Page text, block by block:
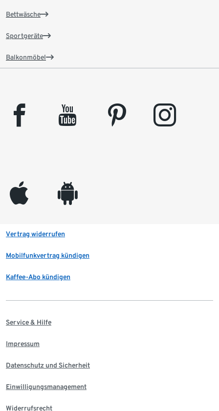
Bettwäsche
Sportgeräte
Balkonmöbel
facebook youtube pinterest instagram
appleinc android
Vertrag widerrufen
Mobilfunkvertrag kündigen
Kaffee-Abo kündigen
Service & Hilfe
Impressum
Datenschutz und Sicherheit
Einwilligungsmanagement
Widerrufsrecht